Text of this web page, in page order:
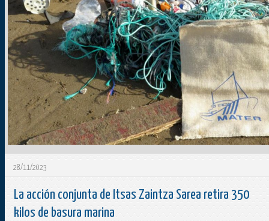
28/11/2023
La acción conjunta de Itsas Zaintza Sarea retira 350
kilos de basura marina